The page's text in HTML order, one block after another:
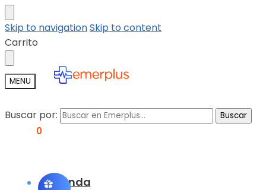
Skip to navigationSkip to content
Carrito
MENU
Buscar por: Buscar
0
Tienda